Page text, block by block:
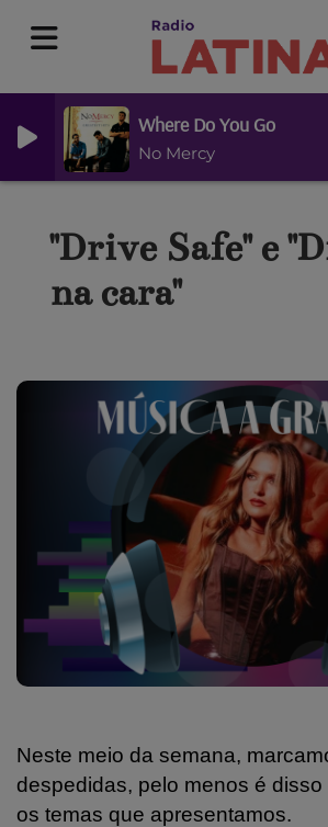
Where Do You Go
No Mercy
"Drive Safe" e
na cara"
Neste meio da semana,
despedidas, pelo menos é
os temas que apresentamos.